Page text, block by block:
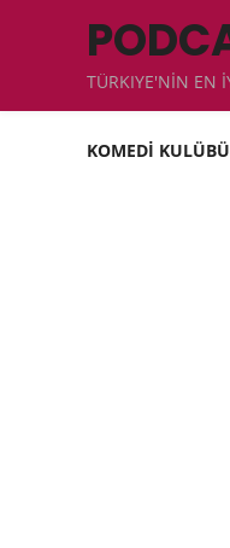
TÜRKIYE'NİN EN
KOMEDİ KULÜBÜ